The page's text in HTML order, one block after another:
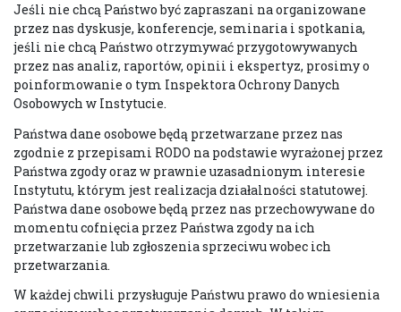
Jeśli nie chcą Państwo być zapraszani na organizowane
przez nas dyskusje, konferencje, seminaria i spotkania,
jeśli nie chcą Państwo otrzymywać przygotowywanych
przez nas analiz, raportów, opinii i ekspertyz, prosimy o
poinformowanie o tym Inspektora Ochrony Danych
Osobowych w Instytucie.
Państwa dane osobowe będą przetwarzane przez nas
zgodnie z przepisami RODO na podstawie wyrażonej przez
Państwa zgody oraz w prawnie uzasadnionym interesie
Instytutu, którym jest realizacja działalności statutowej.
Państwa dane osobowe będą przez nas przechowywane do
momentu cofnięcia przez Państwa zgody na ich
przetwarzanie lub zgłoszenia sprzeciwu wobec ich
przetwarzania.
W każdej chwili przysługuje Państwu prawo do wniesienia